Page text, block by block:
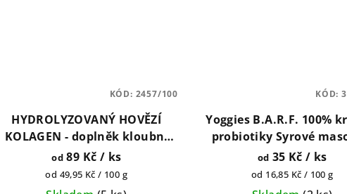
HYDROLYZOVANÝ HOVĚZÍ
KOLAGEN - doplněk kloubní
výživy pro psy 100g, 250g, 500g,
1kg, 2kg
od89 Kč / ks
Měrná
cena:
od 49,95 Kč / 100 g
KÓD: 2457/100
Yoggies B.A.R.F. 100%
probiotiky Syrové
psy 150g, 1300g,
od 35 Kč/ ks
Měrná
cena:
od 16,85 Kč / 100 g
KÓD: